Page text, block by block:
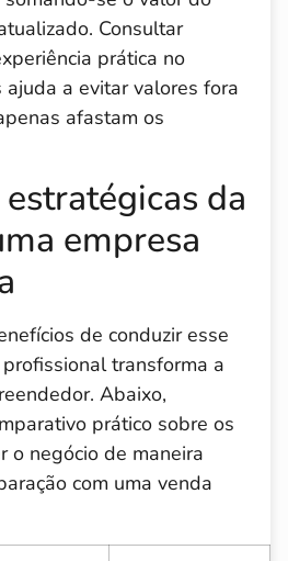
Consultar
prática no
a evitar valores fora
afastam os
da
empresa
de conduzir esse
transforma a
Abaixo,
prático sobre os
o negócio de maneira
com uma venda